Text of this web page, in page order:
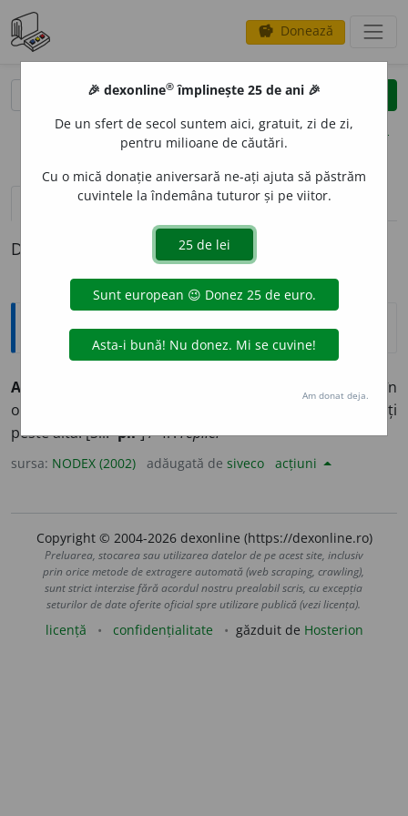
savings Donează
clear
opțiuni
definiții (1) pronunțievolume_up (2)
Definiția cu ID-ul 351341:
Explicative DEX
A SE REPLI
A se retrage în
ordine. 2.
A strânge prin suprapunerea unei părți
peste alta. [Sil.-pli-] /<fr.replier
sursa: NODEX (2002) adăugată de siveco acțiuni
Copyright © 2004-2026 dexonline (https://dexonline.ro)
Preluarea, stocarea sau utilizarea datelor de pe acest site, inclusiv
prin orice metode de extragere automată (web scraping, crawling),
sunt strict interzise fără acordul nostru prealabil scris, cu excepția
seturilor de date oferite oficial spre utilizare publică (vezi licența).
licență confidențialitate găzduit de Hosterion
🎉 dexonline® împlinește 25 de ani 🎉
De un sfert de secol suntem aici, gratuit, zi de zi,
pentru milioane de căutări.
Cu o mică donație aniversară ne-ați ajuta să păstrăm
cuvintele la îndemâna tuturor și pe viitor.
Am donat deja.